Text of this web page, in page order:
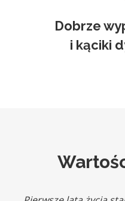
Dobrze
i kąciki